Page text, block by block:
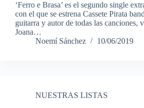
‘Ferro e Brasa’ es el segundo single
con el que se estrena Cassete Pirata
guitarra y autor de todas las canciones,
Joana…
Noemí Sánchez
10/06/2019
NUESTRAS LISTAS